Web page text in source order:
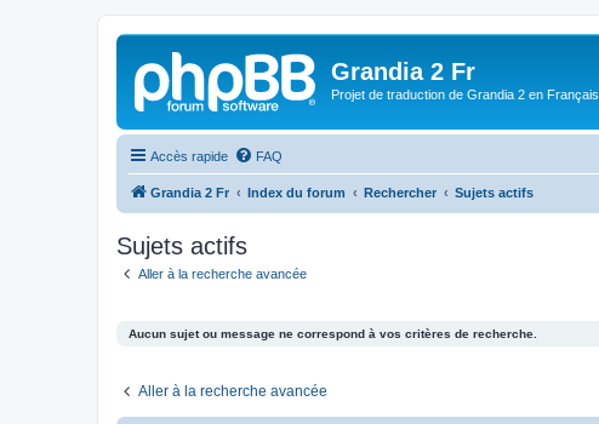
Grandia 2 Fr
Projet de traduction de Grandia 2 en Français
Accès rapide FAQ
Grandia 2 Fr Index du forum Rechercher Sujets actifs
Sujets actifs
Aller à la recherche avancée
Aucun sujet ou message ne correspond à vos critères de recherche.
Aller à la recherche avancée